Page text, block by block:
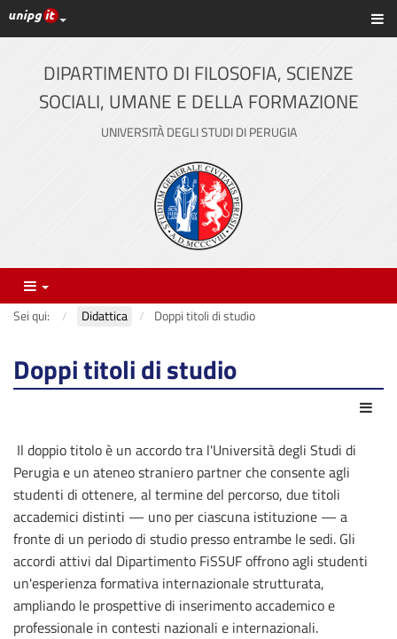
Vai
al
contenuto
principale
Link ai principali servizi web di Ateneo
DIPARTIMENTO DI FILOSOFIA, SCIENZE
SOCIALI, UMANE E DELLA FORMAZIONE
UNIVERSITÀ DEGLI STUDI DI PERUGIA
Menu
Sei qui: Didattica Doppi titoli di studio
Doppi titoli di studio
Il doppio titolo è un accordo tra l'Università degli Studi di
Perugia e un ateneo straniero partner che consente agli
studenti di ottenere, al termine del percorso, due titoli
accademici distinti — uno per ciascuna istituzione — a
fronte di un periodo di studio presso entrambe le sedi. Gli
accordi attivi dal Dipartimento FiSSUF offrono agli studenti
un'esperienza formativa internazionale strutturata,
ampliando le prospettive di inserimento accademico e
professionale in contesti nazionali e internazionali.